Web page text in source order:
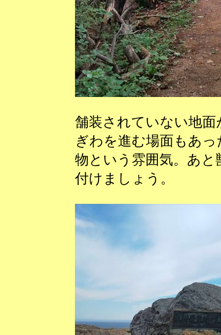
舗装されていない地
ぎわを進む場面もあ
物という雰囲気。あ
付けましょう。